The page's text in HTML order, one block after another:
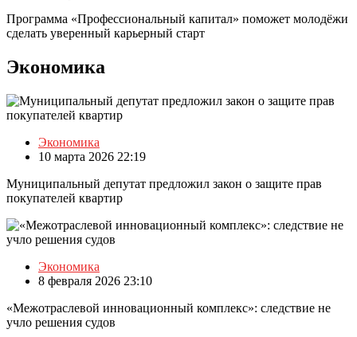
Программа «Профессиональный капитал» поможет молодёжи
сделать уверенный карьерный старт
Экономика
Экономика
10 марта 2026 22:19
Муниципальный депутат предложил закон о защите прав
покупателей квартир
Экономика
8 февраля 2026 23:10
«Межотраслевой инновационный комплекс»: следствие не
учло решения судов